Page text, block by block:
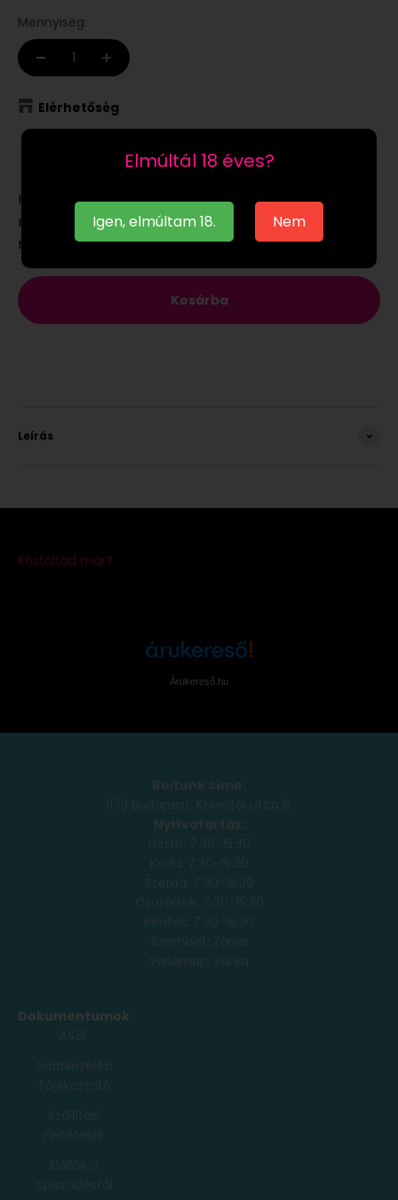
Elmúltál 18 éves?
Igen, elmúltam 18. Nem
Mennyiség:
Elérhetőség
Ha a raktáronlévő terméket munkanapon 12:00-ig
megrendeled, akár már a következő munkanapon
megkaphatod.
Kosárba
Leírás
Árukereső.hu
Boltunk címe:
1173 Budapest, Köröstói utca 8.
Nyitvatartás:
Hétfő: 7:30-15:30
Kedd: 7:30-15:30
Szerda: 7:30-15:30
Csütörtök: 7:30-15:30
Péntek: 7:30-15:30
Szombat: Zárva
Vasárnap: Zárva
Dokumentumok
ÁSZF
Adatkezelési
Tájékoztató
Szállítási
Feltételek
Elállás a
szerződéstől